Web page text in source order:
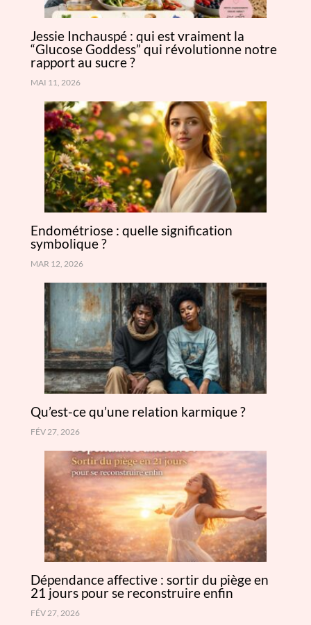
Jessie Inchauspé : qui est vraiment la
“Glucose Goddess” qui révolutionne notre
rapport au sucre ?
MAI 11, 2026
Endométriose : quelle signification
symbolique ?
MAR 12, 2026
Qu’est-ce qu’une relation karmique ?
FÉV 27, 2026
Dépendance affective : sortir du piège en
21 jours pour se reconstruire enfin
FÉV 27, 2026